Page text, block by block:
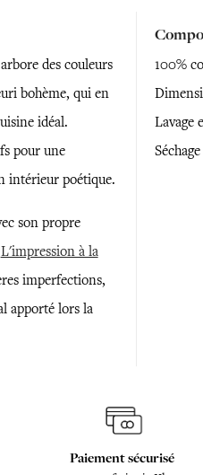
des couleurs
bohème, qui en
idéal.
pour une
intérieur poétique.
son propre
L'impression à la
imperfections,
apporté lors la
100%
Lavage
Paiement sécurisé